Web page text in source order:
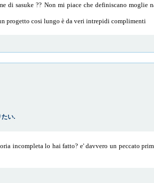
di sasuke ?? Non mi piace che definiscano moglie
progetto cosi lungo è da veri intrepidi complimenti
い.
incompleta lo hai fatto? e' davvero un peccato